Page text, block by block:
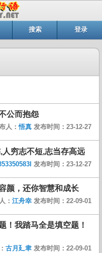
搜索 登录
公而抱怨
人：悟真 发布时间：23-12-27
穷志不短,志当存高远
发布时间：23-12-27
颜，还你智慧和成长
： 江舟幸 发布时间：22-09-01
！我踏马全是填空题！
古月廴聿 发布时间：22-09-01